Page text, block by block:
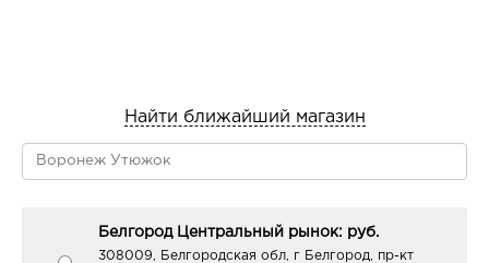
Найти ближайший магазин
Белгород Центральный рынок: руб.
308009, Белгородская обл, г Белгород, пр-кт